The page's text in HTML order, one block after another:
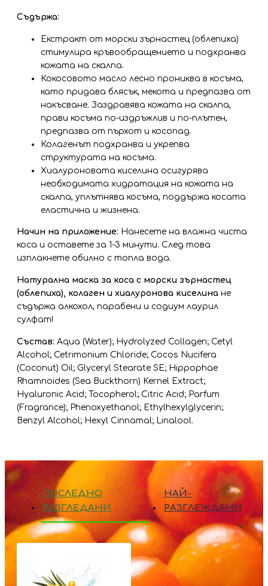
Съдържа:
Екстракт от морски зърнастец (облепиха)
стимулира кръвообращението и подхранва
кожата на скалпа.
Кокосовото масло лесно прониква в косъма,
като придава блясък, мекота и предпазва от
накъсване. Заздравява кожата на скалпа,
прави косъма по-издръжлив и по-плътен,
предпазва от пърхот и косопад.
Колагенът подхранва и укрепва
структурата на косъма.
Хиалуроновата киселина осигурява
необходимата хидратация на кожата на
скалпа, уплътнява косъма, пoддъpжа косата
eластична и жизнeна.
Начин на приложение: Нанесете на влажна чиста
коса и оставете за 1-3 минути. След това
изплакнете обилно с топла вода.
Натурална маска за коса с морски зърнастец
(облепиха), колаген и хиалуронова киселина не
съдържа алкохол, парабени и содиум лаурил
сулфат!
Състав: Aqua (Water); Hydrolyzed Collagen; Cetyl
Alcohol; Cetrimonium Chloride; Cocos Nucifera
(Coconut) Oil; Glyceryl Stearate SE; Hippophae
Rhamnoides (Sea Buckthorn) Kernel Extract;
Hyaluronic Acid; Tocopherol; Citric Acid; Parfum
(Fragrance); Phenoxyethanol; Ethylhexylglycerin;
Benzyl Alcohol; Hexyl Cinnamal; Linalool.
ПОСЛЕДНО
РАЗГЛЕДАНИ
НАЙ-
РАЗГЛЕЖДАНИ